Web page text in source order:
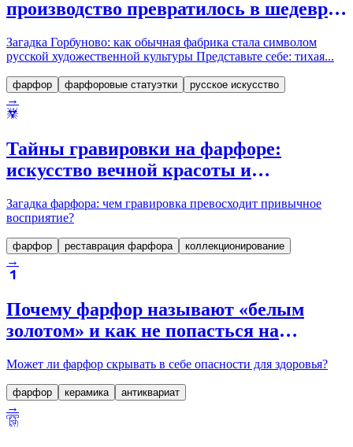
производство превратилось в шедевр
Загадка Горбуново: как обычная фабрика стала символом
русской художественной культуры Представьте себе: тихая...
фарфор фарфоровые статуэтки русское искусство
→
Тайны гравировки на фарфоре:
искусство вечной красоты и
Загадка фарфора: чем гравировка превосходит привычное
восприятие?
фарфор реставрация фарфора коллекционирование
→
Почему фарфор называют «белым
золотом» и как не попасться на
Может ли фарфор скрывать в себе опасности для здоровья?
фарфор керамика антиквариат
→